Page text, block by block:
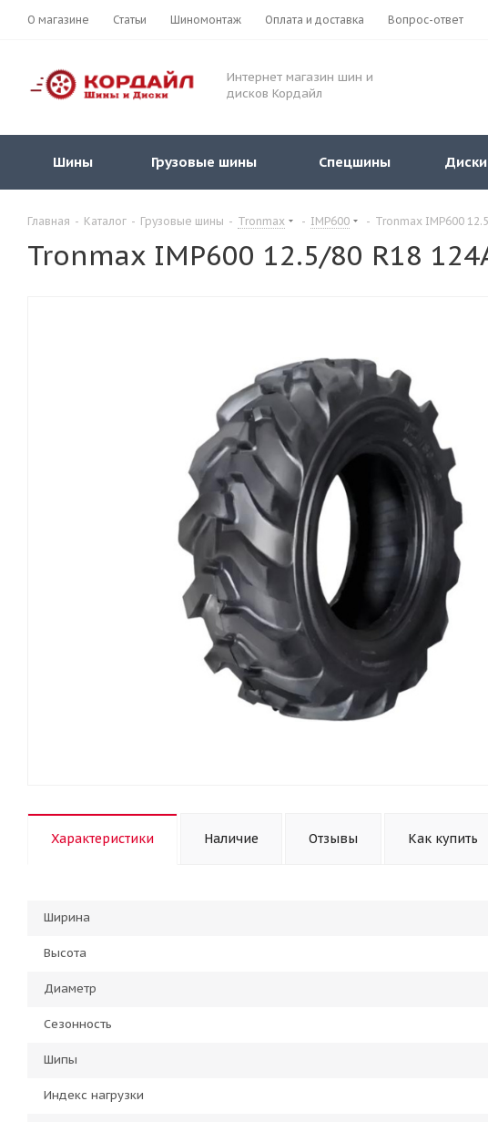
О магазине Статьи Шиномонтаж Оплата и доставка Вопрос-ответ
Интернет магазин шин и
дисков Кордайл
Шины Грузовые шины Спецшины Диски
Главная - Каталог - Грузовые шины - Tronmax - IMP600 - Tronmax IMP600
Tronmax IMP600 12.5/80 R18
Характеристики Наличие Отзывы Как купить
Ширина
Высота
Диаметр
Сезонность
Шипы
Индекс нагрузки